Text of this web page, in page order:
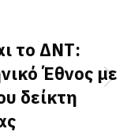
το ΔΝΤ:
Έθνος με
δείκτη